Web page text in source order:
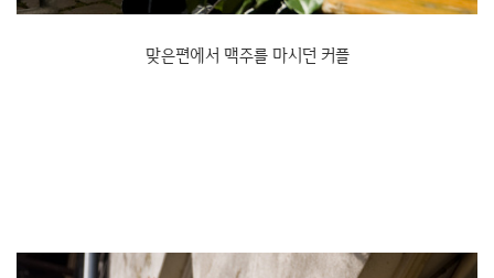
맞은편에서 맥주를 마시던 커플